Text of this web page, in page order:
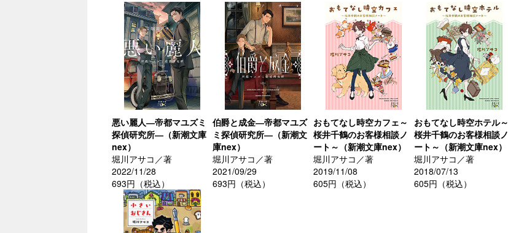
悪い麗人―帝都マユズミ
探偵研究所―（新潮文庫
nex）
堀川アサコ／著
2022/11/28
693円（税込）
伯爵と成金―帝都マユズ
ミ探偵研究所―（新潮文
庫nex）
堀川アサコ／著
2021/09/29
693円（税込）
おもてなし時空カフェ～
桜井千鶴のお客様相談ノ
ート～（新潮文庫nex）
堀川アサコ／著
2019/11/08
605円（税込）
おもてなし時空ホテル～
桜井千鶴のお客様相談ノ
ート～（新潮文庫nex）
堀川アサコ／著
2018/07/13
605円（税込）